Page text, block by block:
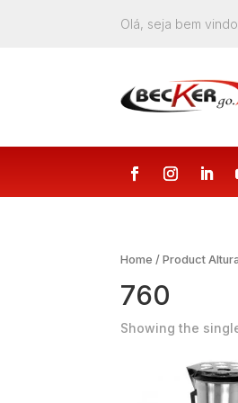
Olá, seja bem
Home / Product
760
Showing the